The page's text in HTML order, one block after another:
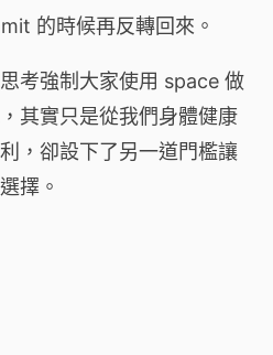
的時候再反轉回來。
考強制大家使用 space 做
其實只是從我們身體健康
，卻設下了另一道門檻讓
擇。